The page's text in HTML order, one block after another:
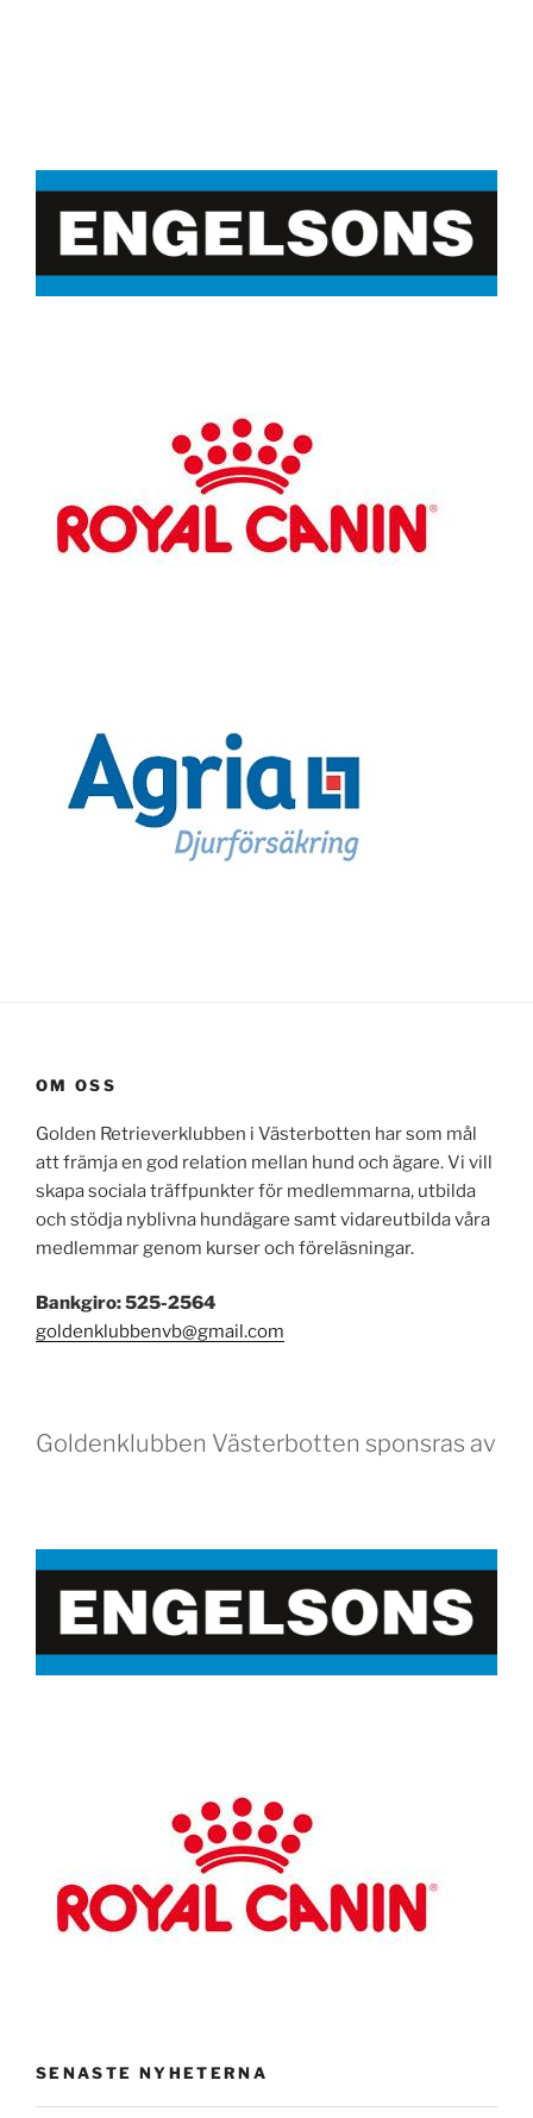
OM OSS
Golden Retrieverklubben i Västerbotten har som mål
att främja en god relation mellan hund och ägare. Vi vill
skapa sociala träffpunkter för medlemmarna, utbilda
och stödja nyblivna hundägare samt vidareutbilda våra
medlemmar genom kurser och föreläsningar.
Bankgiro: 525-2564
goldenklubbenvb@gmail.com
Goldenklubben Västerbotten sponsras av
SENASTE NYHETERNA